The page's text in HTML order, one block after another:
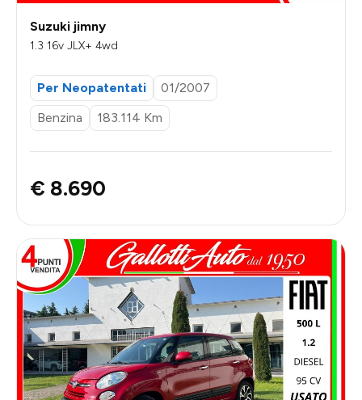
Suzuki jimny
1.3 16v JLX+ 4wd
Per Neopatentati
01/2007
Benzina
183.114 Km
€ 8.690